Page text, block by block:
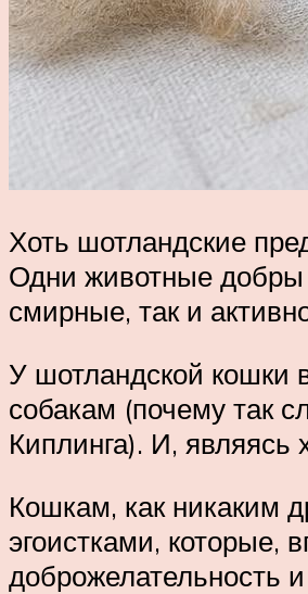
Хоть шотландские
Одни животные добры
смирные, так и
У шотландской кошки
собакам (почему так
Киплинга). И,
Кошкам, как никаким
эгоистками, которые,
доброжелательность